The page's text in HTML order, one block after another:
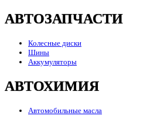
АВТОЗАПЧАСТИ
Колесные диски
Шины
Аккумуляторы
АВТОХИМИЯ
Автомобильные масла